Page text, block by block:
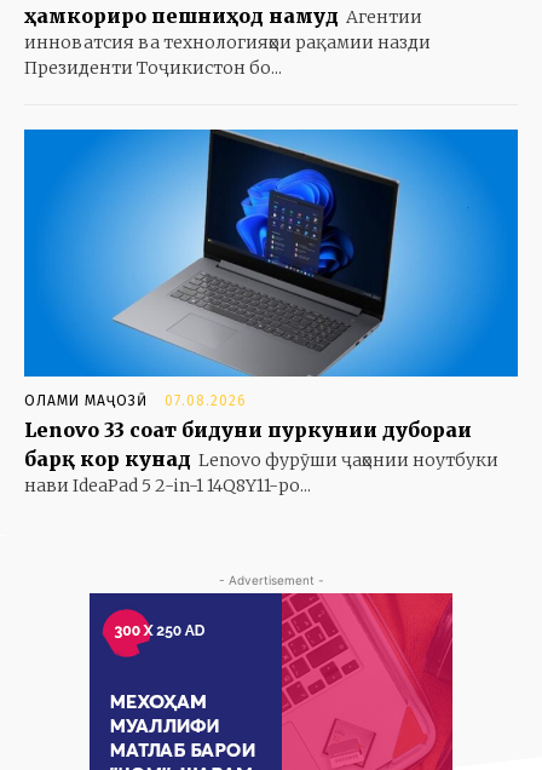
ҳамкориро пешниҳод намуд Агентии
инноватсия ва технологияҳои рақамии назди
Президенти Тоҷикистон бо...
ОЛАМИ МАҶОЗӢ 07.08.2026
Lenovo 33 соат бидуни пуркунии дубораи
барқ кор кунад Lenovo фурӯши ҷаҳонии ноутбуки
нави IdeaPad 5 2-in-1 14Q8Y11-ро...
- Advertisement -